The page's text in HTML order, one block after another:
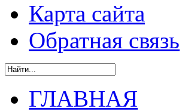
Карта сайта
Обратная связь
ГЛАВНАЯ